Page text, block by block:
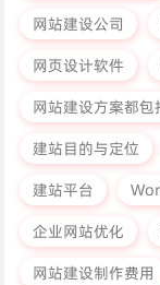
网站建设公司
网页设计软件
网站建设方案都包
建站目的与定位
建站平台
企业网站优化
网站建设制作费用